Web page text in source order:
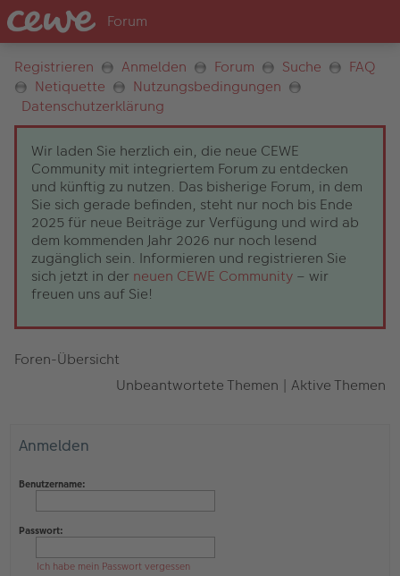
Registrieren Anmelden Forum Suche
FAQ
Netiquette
Nutzungsbedingungen
Datenschutzerklärung
Wir laden Sie herzlich ein, die neue CEWE
Community mit integriertem Forum zu entdecken
und künftig zu nutzen. Das bisherige Forum, in dem
Sie sich gerade befinden, steht nur noch bis Ende
2025 für neue Beiträge zur Verfügung und wird ab
dem kommenden Jahr 2026 nur noch lesend
zugänglich sein. Informieren und registrieren Sie
sich jetzt in der neuen CEWE Community – wir
freuen uns auf Sie!
Foren-Übersicht
Unbeantwortete Themen | Aktive Themen
Anmelden
Benutzername:
Passwort:
Ich habe mein Passwort vergessen